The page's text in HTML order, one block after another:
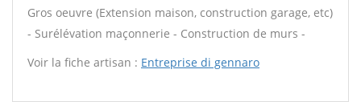
Gros oeuvre (Extension maison, construction garage, etc)
- Surélévation maçonnerie - Construction de murs -
Voir la fiche artisan : Entreprise di gennaro